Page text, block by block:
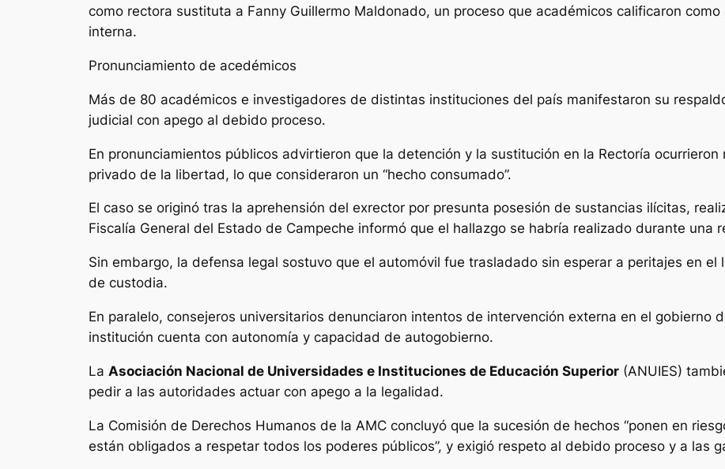
como rectora sustituta a Fanny Guillermo Maldonado, un proceso que académicos calificaron
interna.
Pronunciamiento de acedémicos
Más de 80 académicos e investigadores de distintas instituciones del país manifestaron su
judicial con apego al debido proceso.
En pronunciamientos públicos advirtieron que la detención y la sustitución en la Rectoría
privado de la libertad, lo que consideraron un “hecho consumado”.
El caso se originó tras la aprehensión del exrector por presunta posesión de sustancias ilícitas,
Fiscalía General del Estado de Campeche informó que el hallazgo se habría realizado durante una
Sin embargo, la defensa legal sostuvo que el automóvil fue trasladado sin esperar a peritajes en el
de custodia.
En paralelo, consejeros universitarios denunciaron intentos de intervención externa en el gobierno
institución cuenta con autonomía y capacidad de autogobierno.
La Asociación Nacional de Universidades e Instituciones de Educación Superior (ANUIES)
pedir a las autoridades actuar con apego a la legalidad.
La Comisión de Derechos Humanos de la AMC concluyó que la sucesión de hechos “ponen en
están obligados a respetar todos los poderes públicos”, y exigió respeto al debido proceso y a las